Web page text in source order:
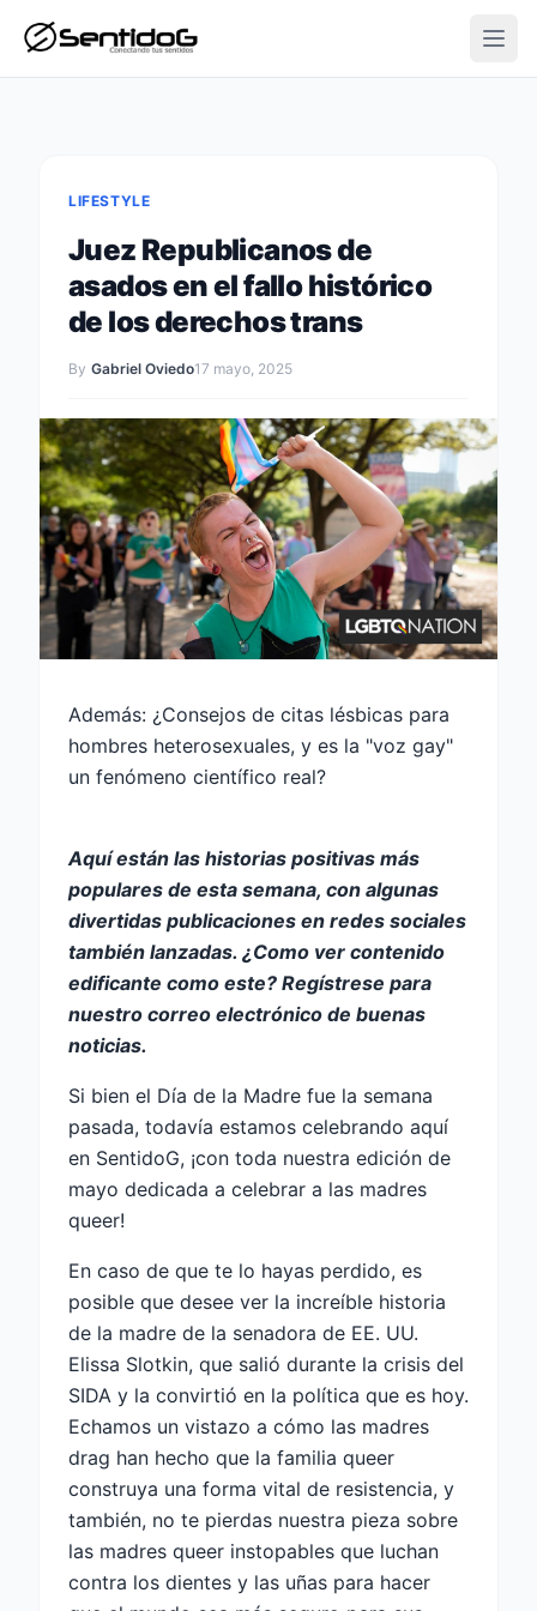
LIFESTYLE
Juez Republicanos de
asados ​​en el fallo histórico
de los derechos trans
By Gabriel Oviedo17 mayo, 2025
Además: ¿Consejos de citas lésbicas para
hombres heterosexuales, y es la "voz gay"
un fenómeno científico real?
Aquí están las historias positivas más
populares de esta semana, con algunas
divertidas publicaciones en redes sociales
también lanzadas. ¿Como ver contenido
edificante como este? Regístrese para
nuestro correo electrónico de buenas
noticias.
Si bien el Día de la Madre fue la semana
pasada, todavía estamos celebrando aquí
en SentidoG, ¡con toda nuestra edición de
mayo dedicada a celebrar a las madres
queer!
En caso de que te lo hayas perdido, es
posible que desee ver la increíble historia
de la madre de la senadora de EE. UU.
Elissa Slotkin, que salió durante la crisis del
SIDA y la convirtió en la política que es hoy.
Echamos un vistazo a cómo las madres
drag han hecho que la familia queer
construya una forma vital de resistencia, y
también, no te pierdas nuestra pieza sobre
las madres queer instopables que luchan
contra los dientes y las uñas para hacer